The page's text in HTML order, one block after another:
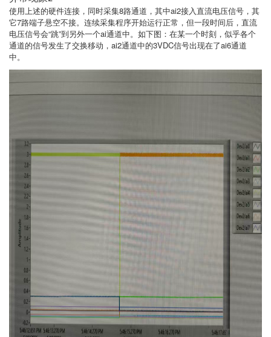
使用上述的硬件连接，同时采集8路通道，其中ai2接入直流电压信号，其
它7路端子悬空不接。连续采集程序开始运行正常，但一段时间后，直流
电压信号会“跳”到另外一个ai通道中。如下图：在某一个时刻，似乎各个
通道的信号发生了交换移动，ai2通道中的3VDC信号出现在了ai6通道
中。